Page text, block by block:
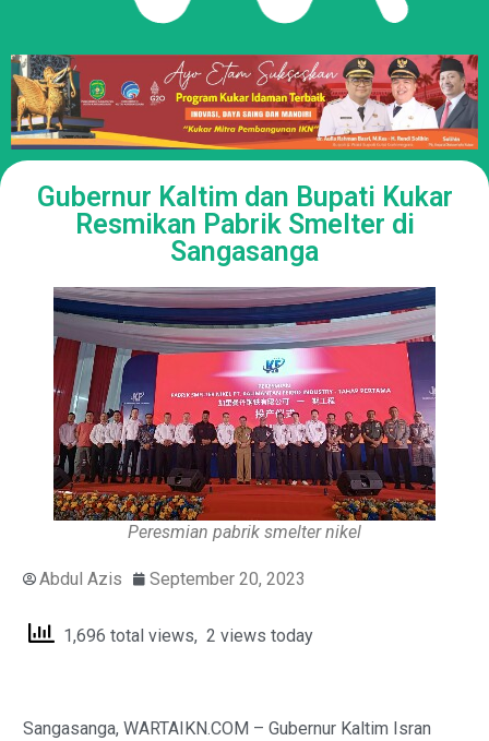
Gubernur Kaltim dan Bupati Kukar
Resmikan Pabrik Smelter di
Sangasanga
Peresmian pabrik smelter nikel
Abdul Azis September 20, 2023
1,696 total views, 2 views today
Sangasanga, WARTAIKN.COM – Gubernur Kaltim Isran